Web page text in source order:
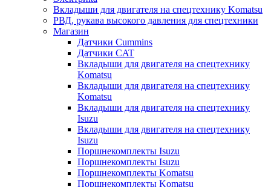
Вкладыши для двигателя на спецтехнику Komatsu
РВД, рукава высокого давления для спецтехники
Магазин
Датчики Cummins
Датчики CAT
Вкладыши для двигателя на спецтехнику
Komatsu
Вкладыши для двигателя на спецтехнику
Komatsu
Вкладыши для двигателя на спецтехнику
Isuzu
Вкладыши для двигателя на спецтехнику
Isuzu
Поршнекомплекты Isuzu
Поршнекомплекты Isuzu
Поршнекомплекты Komatsu
Поршнекомплекты Komatsu